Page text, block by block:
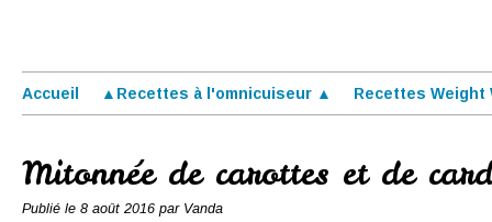
Accueil ▲Recettes à l'omnicuiseur ▲ Recettes Weight
Mitonnée de carottes et de
Publié le 8 août 2016 par Vanda